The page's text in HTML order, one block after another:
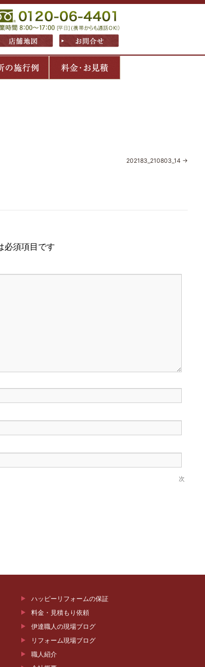
202183_210803_14
必須項目です
次
ハッピーリフォームの保証
料金・見積もり依頼
伊達職人の現場ブログ
リフォーム現場ブログ
職人紹介